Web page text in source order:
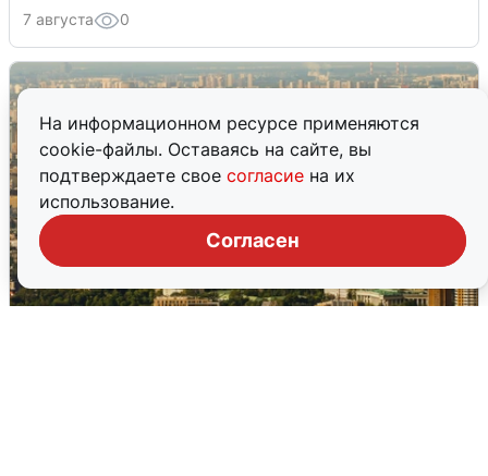
На информационном ресурсе применяются
cookie-файлы. Оставаясь на сайте, вы
подтверждаете свое согласие на их
использование.
Согласен
7 августа 0